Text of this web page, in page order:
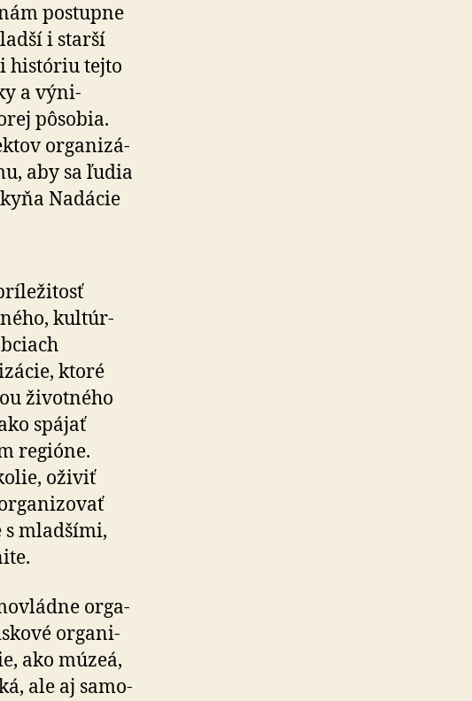
postupne
i starší
históriu tejto
a vý­ni­
pôsobia.
orga­ni­zá­
aby sa ľudia
Nadácie
kul­túr­
ktoré
životného
spájať
regióne.
oživiť
s mlad­šími,
orga­
orga­ni­
ako múzeá,
ale aj samo­